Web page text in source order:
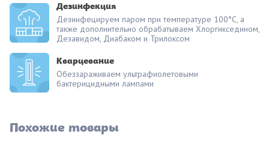
Дезинфекция
Дезинфецируем паром при температуре 100°С, а
также дополнительно обрабатываем Хлоргикседином,
Дезавидом, Диабаком и Трилоксом
Кварцевание
Обеззараживаем ультрафиолетовыми
бактерицидными лампами
Похожие товары